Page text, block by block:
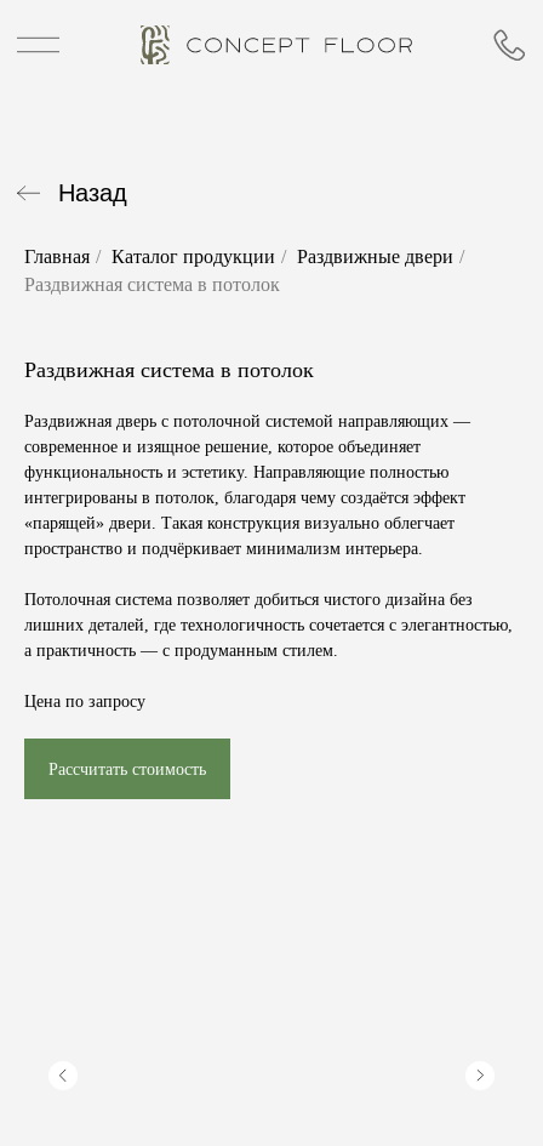
Главная / Каталог продукции / Раздвижные двери /
Раздвижная система в потолок
Раздвижная система в потолок
Раздвижная дверь с потолочной системой направляющих —
современное и изящное решение, которое объединяет
функциональность и эстетику. Направляющие полностью
интегрированы в потолок, благодаря чему создаётся эффект
«парящей» двери. Такая конструкция визуально облегчает
пространство и подчёркивает минимализм интерьера.
Потолочная система позволяет добиться чистого дизайна без
лишних деталей, где технологичность сочетается с элегантностью,
а практичность — с продуманным стилем.
Цена по запросу
Рассчитать стоимость